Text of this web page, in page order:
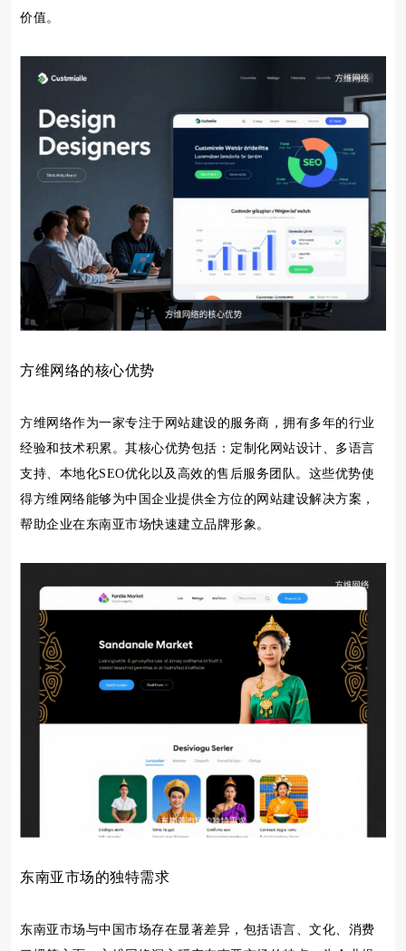
价值。
方维网络的核心优势
方维网络作为一家专注于网站建设的服务商，拥有多年的行业
经验和技术积累。其核心优势包括：定制化网站设计、多语言
支持、本地化SEO优化以及高效的售后服务团队。这些优势使
得方维网络能够为中国企业提供全方位的网站建设解决方案，
帮助企业在东南亚市场快速建立品牌形象。
东南亚市场的独特需求
东南亚市场与中国市场存在显著差异，包括语言、文化、消费